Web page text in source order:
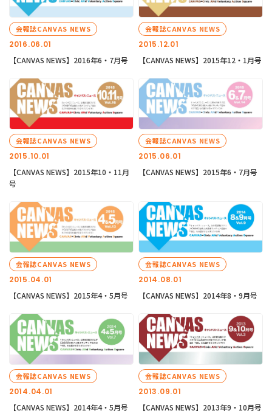
2016.06.01
会報誌CANVAS NEWS
【CANVAS NEWS】2016年6・7月号
2015.12.01
会報誌CANVAS NEWS
【CANVAS NEWS】2015年12・1月号
2015.10.01
会報誌CANVAS NEWS
【CANVAS NEWS】2015年10・11月
号
2015.06.01
会報誌CANVAS NEWS
【CANVAS NEWS】2015年6・7月号
2015.04.01
会報誌CANVAS NEWS
【CANVAS NEWS】2015年4・5月号
2014.08.01
会報誌CANVAS NEWS
【CANVAS NEWS】2014年8・9月号
2014.04.01
会報誌CANVAS NEWS
【CANVAS NEWS】2014年4・5月号
2013.09.01
会報誌CANVAS NEWS
【CANVAS NEWS】2013年9・10月号